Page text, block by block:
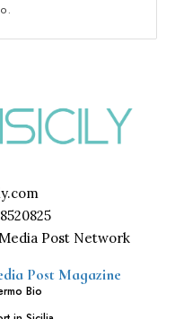
Post Network
Post Magazine
Bio